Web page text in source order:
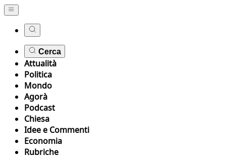
Cerca
Attualità
Politica
Mondo
Agorà
Podcast
Chiesa
Idee e Commenti
Economia
Rubriche